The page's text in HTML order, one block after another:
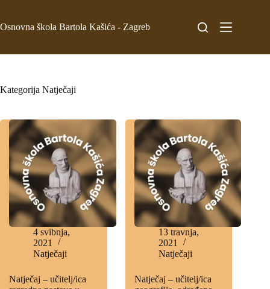
Osnovna škola Bartola Kašića - Zagreb
Kategorija Natječaji
4 svibnja,
2021
Natječaji
Natječaj – učitelj/ica
13 travnja,
2021
Natječaji
Natječaj – učitelj/ica